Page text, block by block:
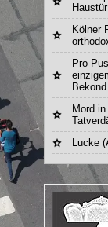
Kölner
Pro
Bekond
Mord
Lucke